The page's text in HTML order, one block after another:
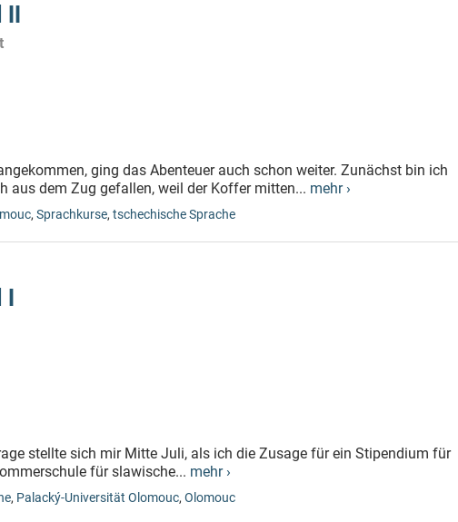
II
ging das Abenteuer auch schon weiter. Zunächst bin ich
aus dem Zug gefallen, weil der Koffer mitten... mehr ›
, Sprachkurse, tschechische Sprache
I
stellte sich mir Mitte Juli, als ich die Zusage für ein Stipendium für
für slawische... mehr ›
, Palacký-Universität Olomouc, Olomouc